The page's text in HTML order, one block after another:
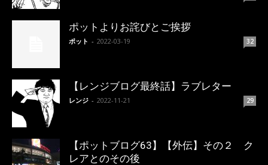
ポットよりお詫びとご挨拶
ポット - 2022-03-19 32
【レンジブログ最終話】ラブレター
レンジ - 2022-11-21 29
【ポットブログ63】【外伝】その２ ク
レアとのその後